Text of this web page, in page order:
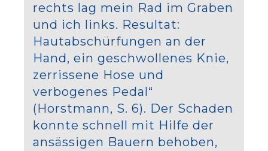
rechts lag mein Rad im Graben
und ich links. Resultat:
Hautabschürfungen an der
Hand, ein geschwollenes Knie,
zerrissene Hose und
verbogenes Pedal“
(Horstmann, S. 6). Der Schaden
konnte schnell mit Hilfe der
ansässigen Bauern behoben,